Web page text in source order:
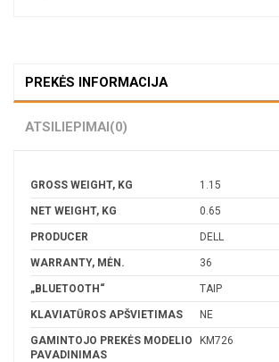
PREKĖS INFORMACIJA
ATSILIEPIMAI(0)
GROSS WEIGHT, KG 1.15
NET WEIGHT, KG 0.65
PRODUCER DELL
WARRANTY, MĖN. 36
„BLUETOOTH“ TAIP
KLAVIATŪROS APŠVIETIMAS NE
GAMINTOJO PREKĖS MODELIO
PAVADINIMAS
KM726